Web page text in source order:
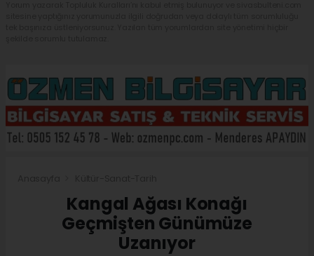
Kangal Ağası Konağı
Geçmişten Günümüze
Uzanıyor